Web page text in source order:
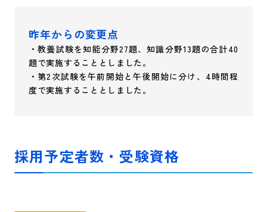
昨年からの変更点
・教養試験を知能分野27題、知識分野13題の合計40
題で実施することとしました。
・第2次試験を午前開始と午後開始に分け、4時間程
度で実施することとしました。
採用予定者数・受験資格